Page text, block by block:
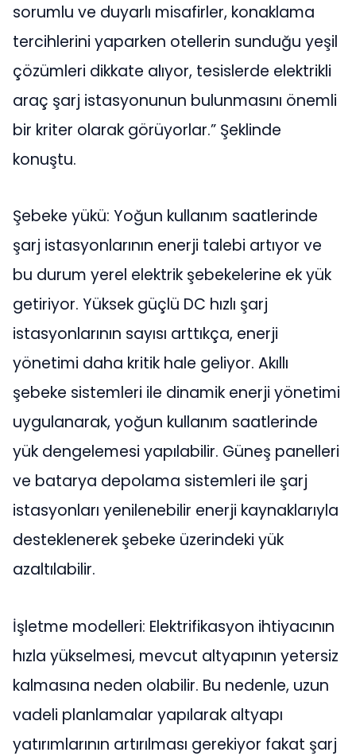
sorumlu ve duyarlı misafirler, konaklama
tercihlerini yaparken otellerin sunduğu yeşil
çözümleri dikkate alıyor, tesislerde elektrikli
araç şarj istasyonunun bulunmasını önemli
bir kriter olarak görüyorlar.” Şeklinde
konuştu.
Şebeke yükü: Yoğun kullanım saatlerinde
şarj istasyonlarının enerji talebi artıyor ve
bu durum yerel elektrik şebekelerine ek yük
getiriyor. Yüksek güçlü DC hızlı şarj
istasyonlarının sayısı arttıkça, enerji
yönetimi daha kritik hale geliyor. Akıllı
şebeke sistemleri ile dinamik enerji yönetimi
uygulanarak, yoğun kullanım saatlerinde
yük dengelemesi yapılabilir. Güneş panelleri
ve batarya depolama sistemleri ile şarj
istasyonları yenilenebilir enerji kaynaklarıyla
desteklenerek şebeke üzerindeki yük
azaltılabilir.
İşletme modelleri: Elektrifikasyon ihtiyacının
hızla yükselmesi, mevcut altyapının yetersiz
kalmasına neden olabilir. Bu nedenle, uzun
vadeli planlamalar yapılarak altyapı
yatırımlarının artırılması gerekiyor fakat şarj